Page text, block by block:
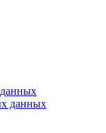
данных